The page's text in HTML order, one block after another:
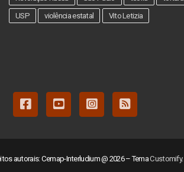
USP
violência estatal Vito Letizia
autorais: Cemap-Interludium @ 2026 – TemaCustomify.